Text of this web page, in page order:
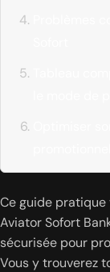
Ce guide
Aviator Sofort
sécurisée pour
Vous y trouverez